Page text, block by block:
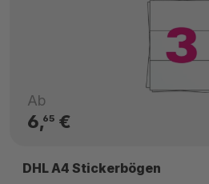
Ab
6,65€
DHL A4 Stickerbögen